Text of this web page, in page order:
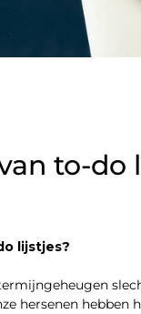
to-do
lijstjes?
hersenen